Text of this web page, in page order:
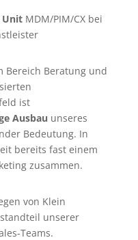
UnitMDM/PIM/CX bei
Bereich Beratung und
ist
Ausbau unseres
Bedeutung. In
bereits fast einem
zusammen.
von Klein
unserer
Teams.